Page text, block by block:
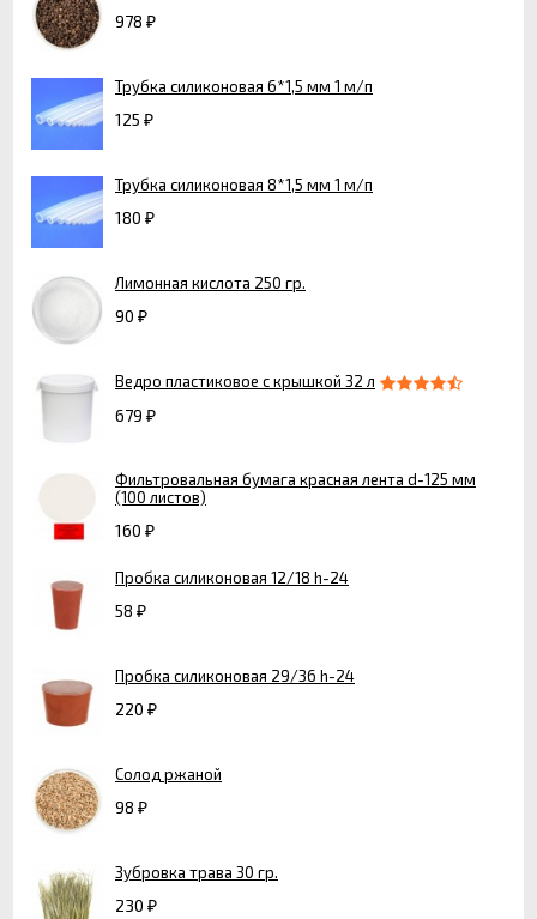
978 ₽
Трубка силиконовая 6*1,5 мм 1 м/п
125 ₽
Трубка силиконовая 8*1,5 мм 1 м/п
180 ₽
Лимонная кислота 250 гр.
90 ₽
Ведро пластиковое с крышкой 32 л
679 ₽
Фильтровальная бумага красная лента d-125 мм
(100 листов)
160 ₽
Пробка силиконовая 12/18 h-24
58 ₽
Пробка силиконовая 29/36 h-24
220 ₽
Солод ржаной
98 ₽
Зубровка трава 30 гр.
230 ₽